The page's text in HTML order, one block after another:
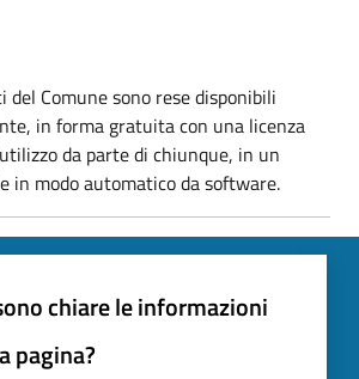
del Comune sono rese disponibili
in forma gratuita con una licenza
da parte di chiunque, in un
in modo automatico da software.
chiare le informazioni
pagina?